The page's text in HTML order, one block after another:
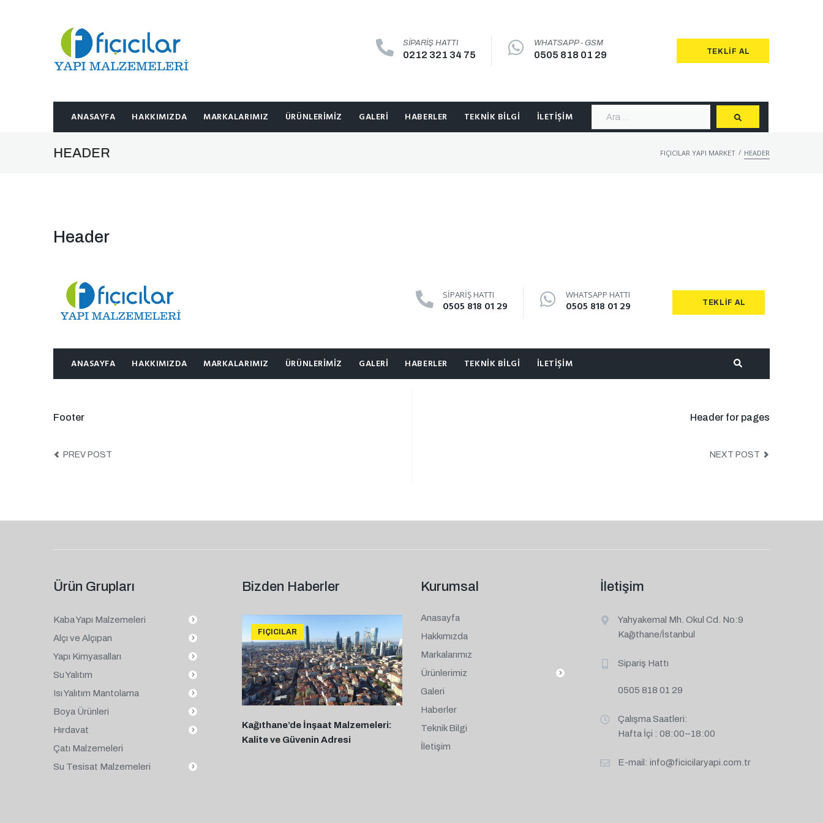
SIPARIŞ HATTI
0212 321 34 75
WHATSAPP - GSM
0505 818 01 29 TEKLIF AL
ANASAYFA HAKKIMIZDA MARKALARIMIZ ÜRÜNLERIMIZ GALERI HABERLER TEKNIK BILGI İLETIŞIM
HEADER FIÇICILAR YAPI MARKET / HEADER
Header
SIPARIŞ HATTI
0505 818 01 29
WHATSAPP HATTI
0505 818 01 29 TEKLIF AL
ANASAYFA HAKKIMIZDA MARKALARIMIZ ÜRÜNLERIMIZ GALERI HABERLER TEKNIK BILGI İLETIŞIM
Footer
PREV POST
Header for pages
NEXT POST
Ürün Grupları
Kaba Yapı Malzemeleri
Alçı ve Alçıpan
Yapı Kimyasalları
Su Yalıtım
Isı Yalıtım Mantolama
Boya Ürünleri
Hırdavat
Çatı Malzemeleri
Su Tesisat Malzemeleri
Bizden Haberler
FIÇICILAR
Kağıthane’de İnşaat Malzemeleri:
Kalite ve Güvenin Adresi
Kurumsal
Anasayfa
Hakkımızda
Markalarımız
Ürünlerimiz
Galeri
Haberler
Teknik Bilgi
İletişim
İletişim
Yahyakemal Mh. Okul Cd. No:9
Kağıthane/İstanbul
Sipariş Hattı
0505 818 01 29
Çalışma Saatleri:
Hafta İçi : 08:00–18:00
E-mail: info@ficicilaryapi.com.tr